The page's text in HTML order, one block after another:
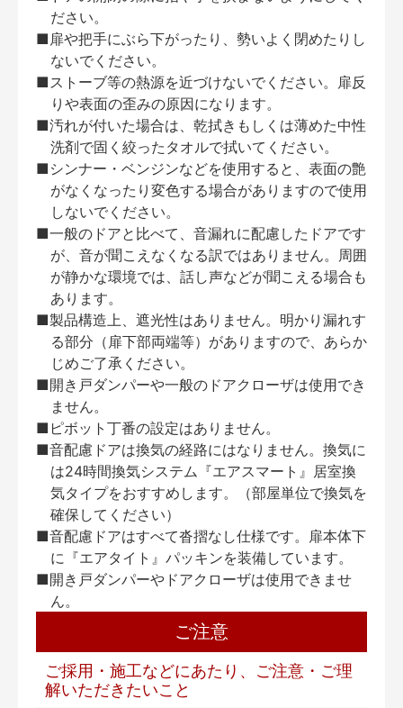
ださい。
■扉や把手にぶら下がったり、勢いよく閉めたりし
ないでください。
■ストーブ等の熱源を近づけないでください。扉反
りや表面の歪みの原因になります。
■汚れが付いた場合は、乾拭きもしくは薄めた中性
洗剤で固く絞ったタオルで拭いてください。
■シンナー・ベンジンなどを使用すると、表面の艶
がなくなったり変色する場合がありますので使用
しないでください。
■一般のドアと比べて、音漏れに配慮したドアです
が、音が聞こえなくなる訳ではありません。周囲
が静かな環境では、話し声などが聞こえる場合も
あります。
■製品構造上、遮光性はありません。明かり漏れす
る部分（扉下部両端等）がありますので、あらか
じめご了承ください。
■開き戸ダンパーや一般のドアクローザは使用でき
ません。
■ピボット丁番の設定はありません。
■音配慮ドアは換気の経路にはなりません。換気に
は24時間換気システム『エアスマート』居室換
気タイプをおすすめします。（部屋単位で換気を
確保してください）
■音配慮ドアはすべて沓摺なし仕様です。扉本体下
に『エアタイト』パッキンを装備しています。
■開き戸ダンパーやドアクローザは使用できませ
ん。
ご注意
ご採用・施工などにあたり、ご注意・ご理
解いただきたいこと